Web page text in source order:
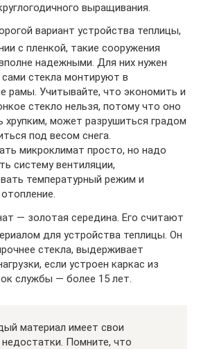
выращивания.
вариант устройства теплицы,
с пленкой, такие сооружения
надежными. Для них нужен
стекла монтируют в
рамы. Учитывайте, что экономить и
стекло нельзя, потому что оно
хрупким, может разрушиться градом
под весом снега.
микроклимат просто, но надо
систему вентиляции,
температурный режим и
— золотая середина. Его считают
для устройства теплицы. Он
стекла, выдерживает
если устроен каркас из
службы — более 15 лет.
материал имеет свои
Помните, что